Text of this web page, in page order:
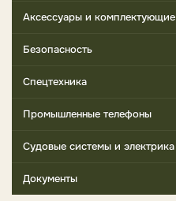
Аксессуары и комплектующие
Безопасность
Спецтехника
Промышленные телефоны
Судовые системы и электрика
Документы